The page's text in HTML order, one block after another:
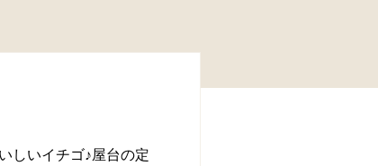
しいイチゴ♪屋台の定